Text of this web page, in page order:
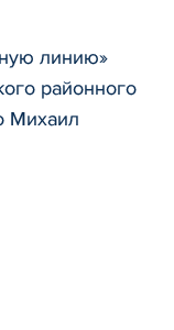
линию»
районного
Михаил